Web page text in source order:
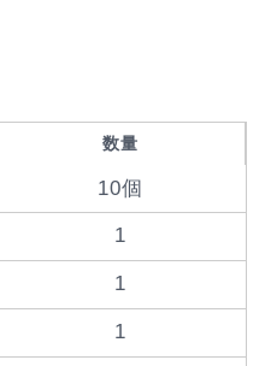
数量
10個
1
1
1